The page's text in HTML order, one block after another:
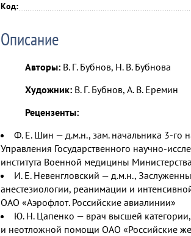
Код:
Описание
Авторы: В. Г. Бубнов, Н. В. Бубнова
Художник: В. Г. Бубнов, А. В. Еремин
Рецензенты:
Ф. Е. Шин — д.м.н., зам. начальника 3-го
Управления Государственного научно-
института Военной медицины
И. Е. Невенгловский — д.м.н.,
анестезиологии, реанимации и
ОАО «Аэрофлот. Российские авиалинии»
Ю. Н. Цапенко — врач высшей
и неотложной помощи ОАО «Российские